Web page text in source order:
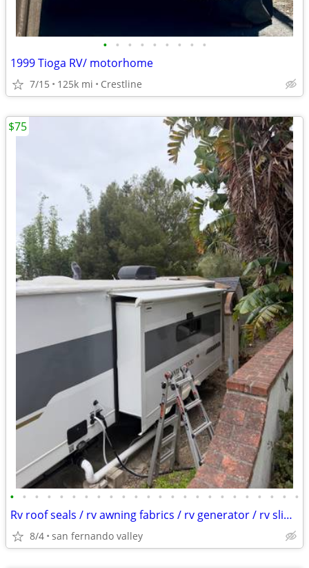
• • • • • • • • •
1999 Tioga RV/ motorhome
7/15 125k mi Crestline
• • • • • • • • • • • • • • • • • • • • • • • •
Rv roof seals / rv awning fabrics / rv generator / rv slideout
8/4 san fernando valley
$75